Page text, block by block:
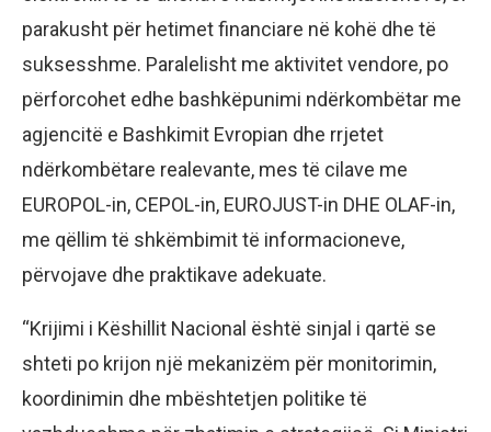
parakusht për hetimet financiare në kohë dhe të
suksesshme. Paralelisht me aktivitet vendore, po
përforcohet edhe bashkëpunimi ndërkombëtar me
agjencitë e Bashkimit Evropian dhe rrjetet
ndërkombëtare realevante, mes të cilave me
EUROPOL-in, CEPOL-in, EUROJUST-in DHE OLAF-in,
me qëllim të shkëmbimit të informacioneve,
përvojave dhe praktikave adekuate.
“Krijimi i Këshillit Nacional është sinjal i qartë se
shteti po krijon një mekanizëm për monitorimin,
koordinimin dhe mbështetjen politike të